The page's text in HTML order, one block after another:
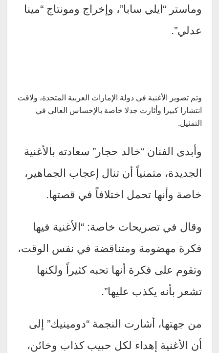
وماستر “ايلي سابا”، وإخراج ومونتاج “مينا
عدلي”.
وتم تصوير الأغنية في دولة الإمارات العربية المتحدة، ولاقت
انتشارا كبيرا وأثارت جدلا خاصة بالإحساس العالي في
التمثيل.
وأبدى الفنان “خالد حجار” سعادته بالأغنية
الجديدة، متمنياً أن تنال إعجاب الجماهير،
خاصة وأنها تحمل اختلافاً في قصتها.
وقال في تصريحات خاصة: “الأغنية فيها
فكرة مهضومة ومتناقضة في نفس الوقت،
وتقوم على فكرة أنها تحبه كثيراً ولكنها
تشعر بأنه يكذب عليها”.
من جهتها، أشارت النجمة “دومينيك” إلى
أن الأغنية إهداء لكل حبيب كذاب وخائن،